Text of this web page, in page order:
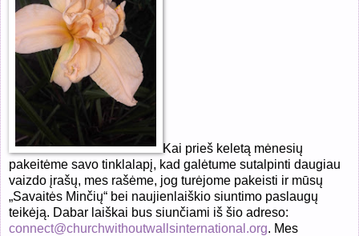
Kai prieš keletą mėnesių
pakeitėme savo tinklalapį, kad galėtume sutalpinti daugiau
vaizdo įrašų, mes rašėme, jog turėjome pakeisti ir mūsų
„Savaitės Minčių“ bei naujienlaiškio siuntimo paslaugų
teikėją. Dabar laiškai bus siunčiami iš šio adreso:
connect@churchwithoutwallsinternational.org. Mes